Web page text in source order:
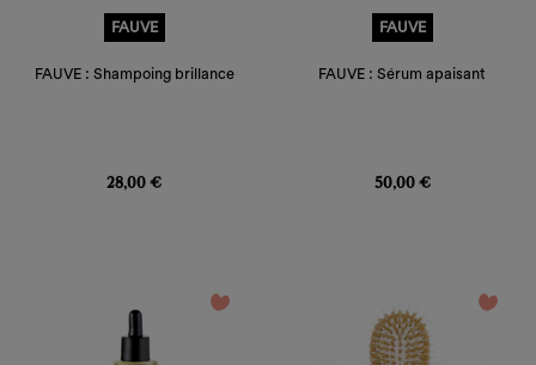
FAUVE
FAUVE : Shampoing brillance
28,00 €
FAUVE
FAUVE : Sérum apaisant
50,00 €
favorite_border favorite_border